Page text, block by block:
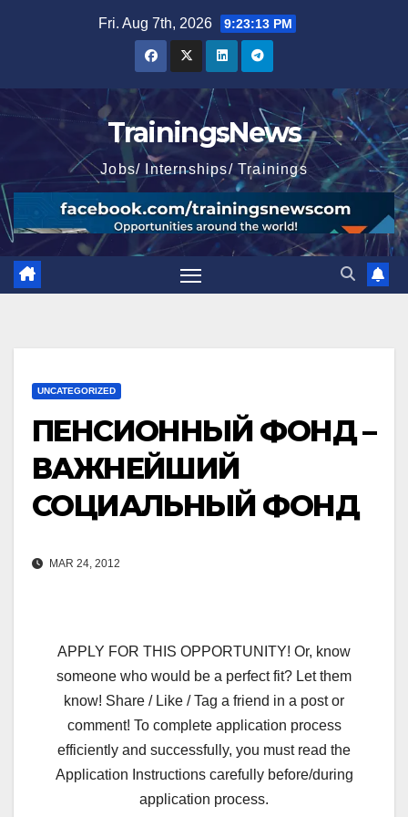
Fri. Aug 7th, 2026 9:23:14 PM
TrainingsNews
Jobs/ Internships/ Trainings
UNCATEGORIZED
ПЕНСИОННЫЙ ФОНД –
ВАЖНЕЙШИЙ
СОЦИАЛЬНЫЙ ФОНД
MAR 24, 2012
APPLY FOR THIS OPPORTUNITY! Or, know
someone who would be a perfect fit? Let them
know! Share / Like / Tag a friend in a post or
comment! To complete application process
efficiently and successfully, you must read the
Application Instructions carefully before/during
application process.